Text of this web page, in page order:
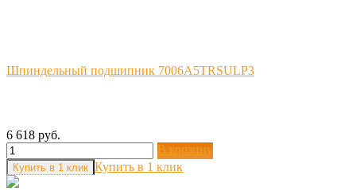
Шпиндельный подшипник 7006A5TRSULP3
6 618 руб.
В корзину
Купить в 1 клик